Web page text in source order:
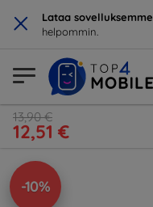
× Lataa sovelluksemme
helpommin.
13,90 €
12,51 €
-10%